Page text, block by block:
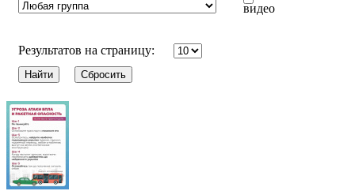
видео
Результатов на страницу: